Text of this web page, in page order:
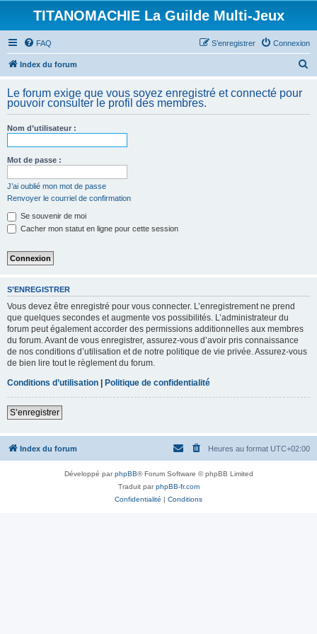
TITANOMACHIE La Guilde Multi-Jeux
FAQ Connexion
S’enregistrer
Index du forum
h
Le forum exige que vous soyez enregistré et connecté pour
pouvoir consulter le profil des membres.
Nom d’utilisateur :
Mot de passe :
J’ai oublié mon mot de passe
Renvoyer le courriel de confirmation
Se souvenir de moi
Cacher mon statut en ligne pour cette session
S’ENREGISTRER
Vous devez être enregistré pour vous connecter. L’enregistrement ne prend
que quelques secondes et augmente vos possibilités. L’administrateur du
forum peut également accorder des permissions additionnelles aux membres
du forum. Avant de vous enregistrer, assurez-vous d’avoir pris connaissance
de nos conditions d’utilisation et de notre politique de vie privée. Assurez-vous
de bien lire tout le règlement du forum.
Conditions d’utilisation | Politique de confidentialité
S’enregistrer
Index du forum Heures au format UTC+02:00
Développé parphpBB® Forum Software © phpBB Limited
Traduit parphpBB-fr.com
Confidentialité | Conditions